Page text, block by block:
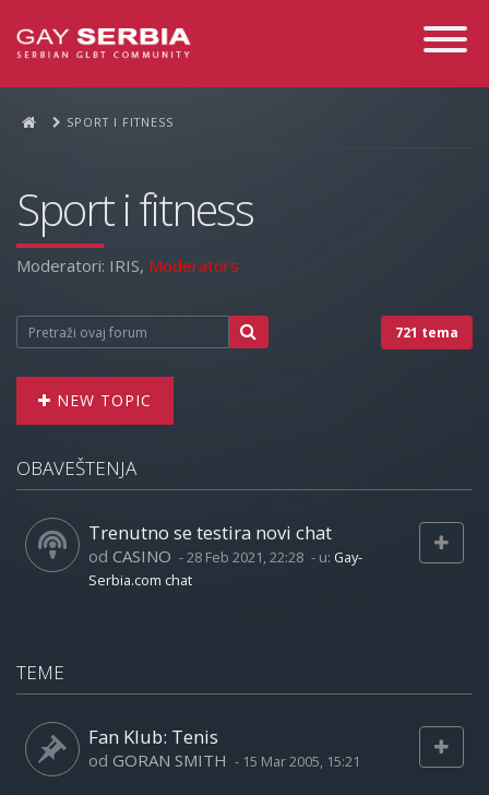
Toggle
SPORT I FITNESS
Sport i fitness
Moderatori: IRIS, Moderators
721 tema
NEW TOPIC
OBAVEŠTENJA
Trenutno se testira novi chat
od CASINO -28 Feb 2021, 22:28 - u: Gay-
Serbia.com chat
TEME
Fan Klub: Tenis
od GORAN SMITH - 15 Mar 2005, 15:21